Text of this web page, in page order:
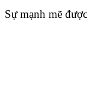
Sự mạnh mẽ